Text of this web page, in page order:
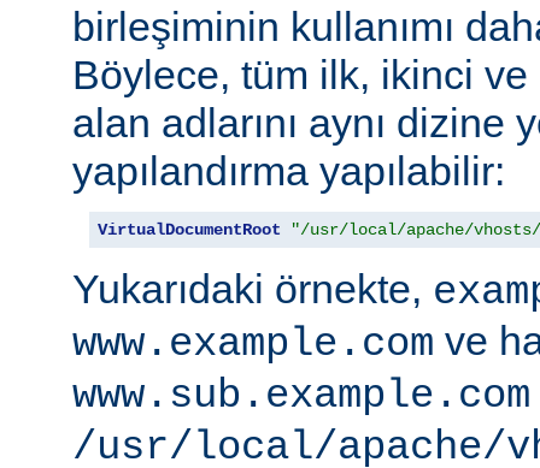
birleşiminin kullanımı
Böylece, tüm ilk, ikinci
alan adlarını aynı dizine
yapılandırma yapılabilir:
VirtualDocumentRoot "/usr/local/apache/vhosts/
Yukarıdaki örnekte,
www.example.com ve
www.sub.example.com
/usr/local/apache/